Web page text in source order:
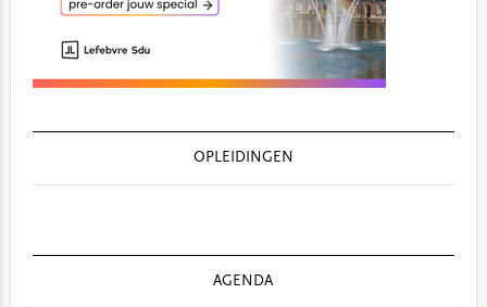
OPLEIDINGEN
AGENDA